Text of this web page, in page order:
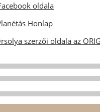
oldala
Honlap
szerzői oldala az